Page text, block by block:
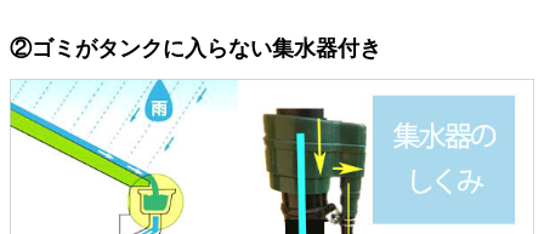
②ゴミがタンクに入らない集水器付き